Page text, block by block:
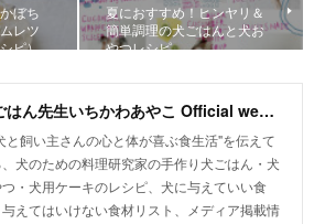
ぼち
レツ
ピ）
夏におすすめ！ヒンヤリ＆
簡単調理の犬ごはんと犬お
やつレシピ
犬ごはん先生いちかわあやこ Official web site
と飼い主さんの心と体が喜ぶ食生活"を伝えて
犬のための料理研究家の手作り犬ごはん・犬
・犬用ケーキのレシピ、犬に与えていい食
えてはいけない食材リスト、メディア掲載情